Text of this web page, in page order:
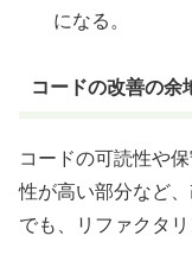
になる。
コードの改善の余
コードの可読性や
性が高い部分など
でも、リファクタ